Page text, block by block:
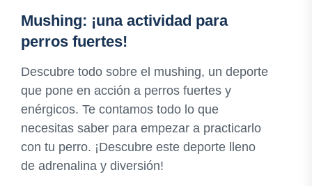
Mushing: ¡una actividad para
perros fuertes!
Descubre todo sobre el mushing, un deporte
que pone en acción a perros fuertes y
enérgicos. Te contamos todo lo que
necesitas saber para empezar a practicarlo
con tu perro. ¡Descubre este deporte lleno
de adrenalina y diversión!